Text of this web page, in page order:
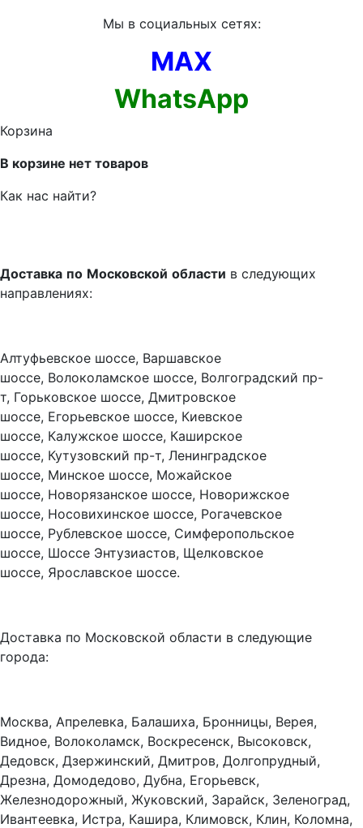
Мы в социальных сетях:
MAX
WhatsApp
Корзина
В корзине нет товаров
Как нас найти?
Доставка по Московской области в следующих
направлениях:
Алтуфьевское шоссе, Варшавское
шоссе, Волоколамское шоссе, Волгоградский пр-
т, Горьковское шоссе, Дмитровское
шоссе, Егорьевское шоссе, Киевское
шоссе, Калужское шоссе, Каширское
шоссе, Кутузовский пр-т, Ленинградское
шоссе, Минское шоссе, Можайское
шоссе, Новорязанское шоссе, Новорижское
шоссе, Носовихинское шоссе, Рогачевское
шоссе, Рублевское шоссе, Симферопольское
шоссе, Шоссе Энтузиастов, Щелковское
шоссе, Ярославское шоссе.
Доставка по Московской области в следующие
города:
Москва, Апрелевка, Балашиха, Бронницы, Верея,
Видное, Волоколамск, Воскресенск, Высоковск,
Дедовск, Дзержинский, Дмитров, Долгопрудный,
Дрезна, Домодедово, Дубна, Егорьевск,
Железнодорожный, Жуковский, Зарайск, Зеленоград,
Ивантеевка, Истра, Кашира, Климовск, Клин, Коломна,